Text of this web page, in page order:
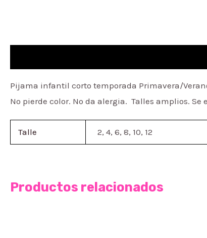
Pijama infantil corto temporada Primavera/
No pierde color. No da alergia. Talles amplios.
Talle 2, 4, 6, 8, 10, 12
Productos relacionados